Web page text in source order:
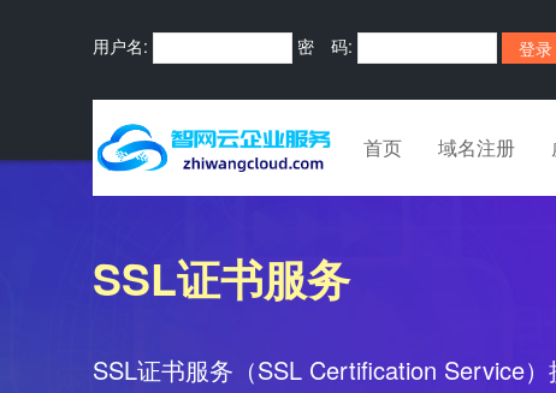
用户名: 密 码:
首页 域名注册
SSL证书服务
SSL证书服务（SSL Certification Service）